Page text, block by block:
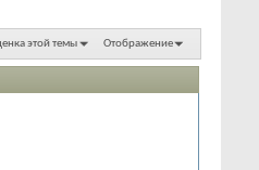
этой темы Отображение